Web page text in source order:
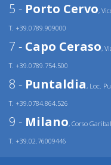
5 - Porto Cervo,
T. +39.0789.909000
7 - Capo Ceraso,
T. +39.0789.754.500
8 - Puntaldia, Loc.
T. +39.0784.864.526
9 - Milano, Corso
T. +39.02.76009446